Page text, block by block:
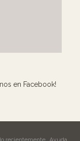
en Facebook!
recientemente Ayuda